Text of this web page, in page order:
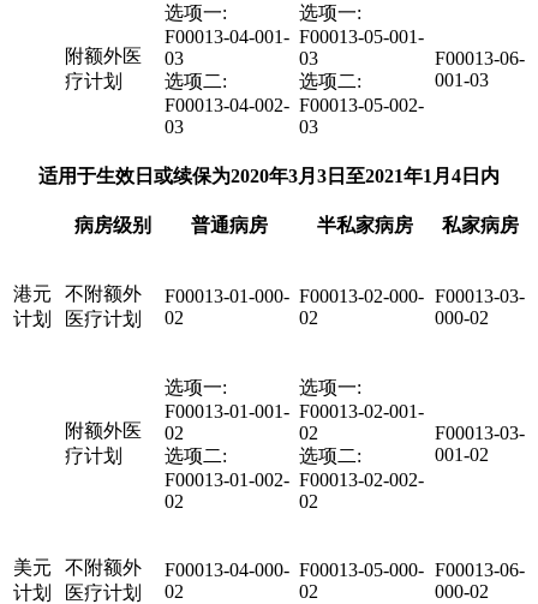
附额外医
疗计划
选项一:
F00013-04-001-
03
选项二:
F00013-04-002-
03
选项一:
F00013-05-001-
03
选项二:
F00013-05-002-
03
F00013-06-
001-03
适用于生效日或续保为2020年3月3日至2021年1月4日内
病房级别 普通病房 半私家病房 私家病房
港元
计划
不附额外
医疗计划
F00013-01-000-
02
F00013-02-000-
02
F00013-03-
000-02
附额外医
疗计划
选项一:
F00013-01-001-
02
选项二:
F00013-01-002-
02
选项一:
F00013-02-001-
02
选项二:
F00013-02-002-
02
F00013-03-
001-02
美元
计划
不附额外
医疗计划
F00013-04-000-
02
F00013-05-000-
02
F00013-06-
000-02